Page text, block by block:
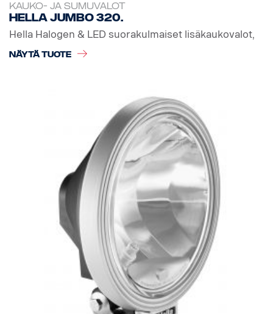
KAUKO- JA SUMUVALOT
Hella Jumbo 320.
Hella Halogen & LED suorakulmaiset lisäkaukovalot,
NÄYTÄ TUOTE